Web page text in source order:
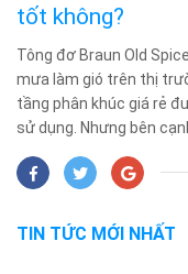
tốt không?
Tông đơ Braun Old
mưa làm gió trên thị
tầng phân khúc giá rẻ
sử dụng. Nhưng bên
TIN TỨC MỚI NHẤT